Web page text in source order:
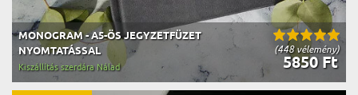
(448 vélemény)
MONOGRAM - A5-ÖS JEGYZETFÜZET
NYOMTATÁSSAL
5850 Ft
Kiszállítás szerdára Nálad